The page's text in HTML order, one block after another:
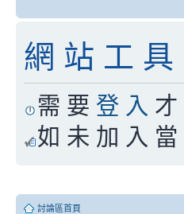
網 站 工 具
需 要 登 入 才
如 未 加 入
討論區首頁